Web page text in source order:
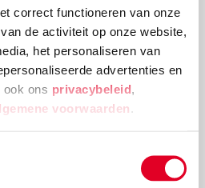
correct functioneren van onze
de activiteit op onze website,
het personaliseren van
advertenties en
ook ons privacybeleid,
voorwaarden .
heb ik nodig om mijn
te leren?
/ boeken heb ik nodig om